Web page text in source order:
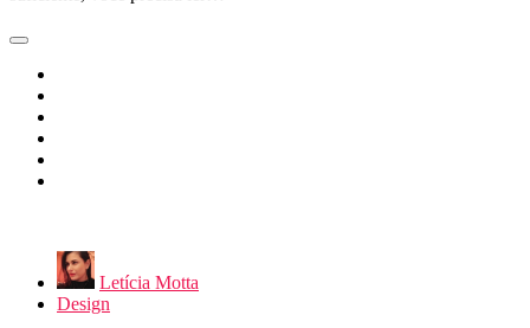
Letícia Motta
Design